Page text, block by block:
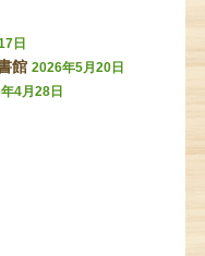
日
館 2026年5月20日
4月28日